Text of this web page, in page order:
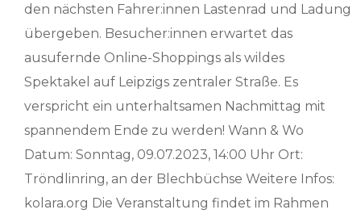
den nächsten Fahrer:innen Lastenrad und Ladung
übergeben. Besucher:innen erwartet das
ausufernde Online-Shoppings als wildes
Spektakel auf Leipzigs zentraler Straße. Es
verspricht ein unterhaltsamen Nachmittag mit
spannendem Ende zu werden! Wann & Wo
Datum: Sonntag, 09.07.2023, 14:00 Uhr Ort:
Tröndlinring, an der Blechbüchse Weitere Infos:
kolara.org Die Veranstaltung findet im Rahmen